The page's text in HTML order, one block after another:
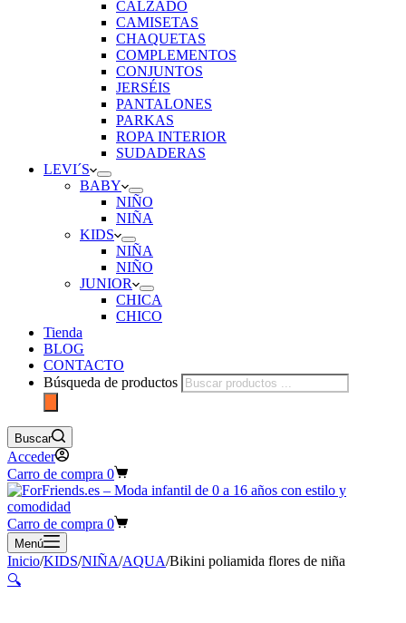
CALZADO
CAMISETAS
CHAQUETAS
COMPLEMENTOS
CONJUNTOS
JERSÉIS
PANTALONES
PARKAS
ROPA INTERIOR
SUDADERAS
LEVI´S
BABY
NIÑO
NIÑA
KIDS
NIÑA
NIÑO
JUNIOR
CHICA
CHICO
Tienda
BLOG
CONTACTO
Búsqueda de productos
Buscar
Acceder
Carro de compra 0
Carro de compra 0
Menú
Inicio/KIDS/NIÑA/AQUA/Bikini poliamida flores de niña
🔍